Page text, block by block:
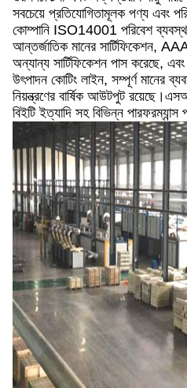
সবচেয়ে প্রতিযোগিতামূলক পণ্য এবং
কোম্পানি ISO14001 পরিবেশ
আন্তর্জাতিক মানের সার্টিফিকেশন,
অন্যান্য সার্টিফিকেশন পাস করেছে,
উৎপাদন কোটিং লাইন, সম্পূর্ণ মানের
নিয়ন্ত্রণের বার্ষিক আউটপুট
বিইটি ইত্যাদি সহ বিভিন্ন পারফরম্যান্স